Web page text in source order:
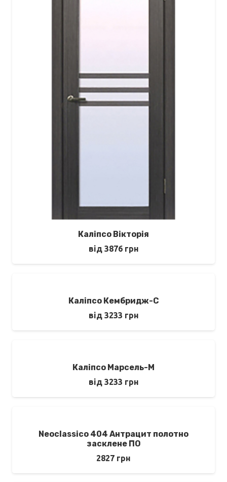
Каліпсо Вікторія
від 3876 грн
Каліпсо Кембридж-С
від 3233 грн
Каліпсо Марсель-М
від 3233 грн
Neoclassico 404 Антрацит полотно
засклене ПО
2827 грн